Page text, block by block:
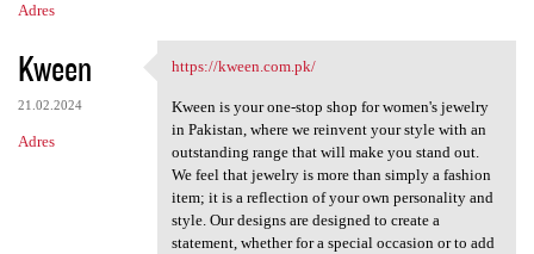
Adres
Kween
21.02.2024
Adres
https://kween.com.pk/
https://kween.com.pk/
Kween is your one-stop shop for women's jewelry
in Pakistan, where we reinvent your style with an
outstanding range that will make you stand out.
We feel that jewelry is more than simply a fashion
item; it is a reflection of your own personality and
style. Our designs are designed to create a
statement, whether for a special occasion or to add